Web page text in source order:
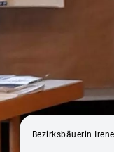
Bezirksbäuerin